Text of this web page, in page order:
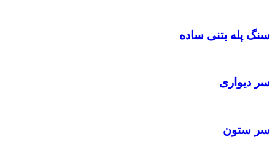
سنگ پله بتنی ساده
سر دیواری
سر ستون